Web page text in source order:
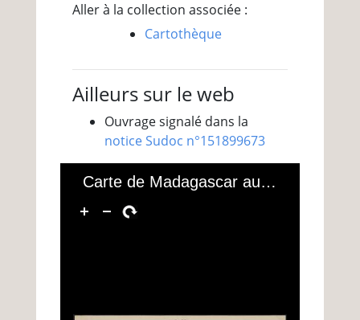
Aller à la collection associée :
Cartothèque
Ailleurs sur le web
Ouvrage signalé dans la
notice Sudoc n°151899673